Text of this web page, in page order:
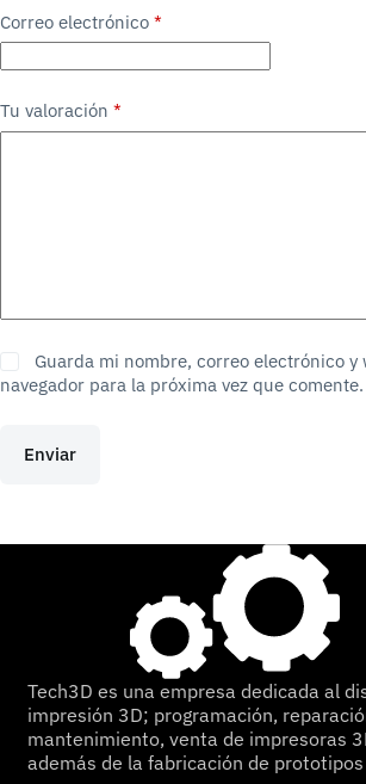
Correo electrónico *
Tu valoración *
Guarda mi nombre, correo electrónico y
navegador para la próxima vez que comente.
Enviar
Tech3D es una empresa dedicada al
impresión 3D; programación,
mantenimiento, venta de impresoras
además de la fabricación de